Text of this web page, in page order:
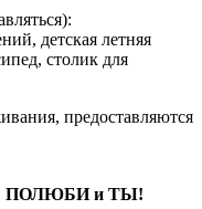
детская летняя
столик для
предоставляются
ПОЛЮБИ и ТЫ!